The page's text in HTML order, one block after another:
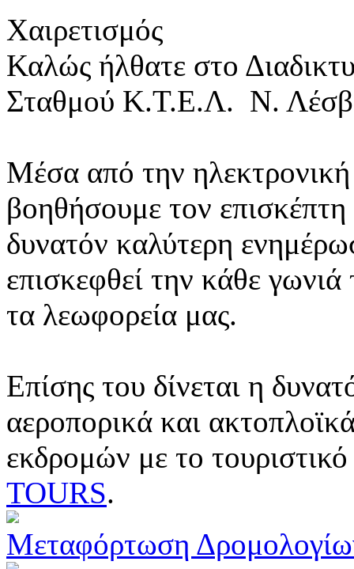
Χαιρετισμός
Καλώς ήλθατε στο
Σταθμού Κ.Τ.Ε.Λ. Ν.
Μέσα από την ηλεκτρονική
βοηθήσουμε τον
δυνατόν καλύτερη
επισκεφθεί την κάθε
τα λεωφορεία μας.
Επίσης του δίνεται η
αεροπορικά και
εκδρομών με το
TOURS.
Μεταφόρτωση